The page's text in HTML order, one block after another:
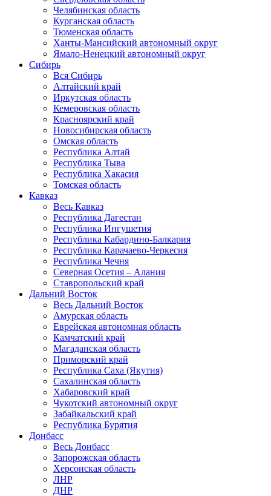
Челябинская область
Курганская область
Тюменская область
Ханты-Мансийский автономный округ
Ямало-Ненецкий автономный округ
Сибирь
Вся Сибирь
Алтайский край
Иркутская область
Кемеровская область
Красноярский край
Новосибирская область
Омская область
Республика Алтай
Республика Тыва
Республика Хакасия
Томская область
Кавказ
Весь Кавказ
Республика Дагестан
Республика Ингушетия
Республика Кабардино-Балкария
Республика Карачаево-Черкесия
Республика Чечня
Северная Осетия – Алания
Ставропольский край
Дальний Восток
Весь Дальний Восток
Амурская область
Еврейская автономная область
Камчатский край
Магаданская область
Приморский край
Республика Саха (Якутия)
Сахалинская область
Хабаровский край
Чукотский автономный округ
Забайкальский край
Республика Бурятия
Донбасс
Весь Донбасс
Запорожская область
Херсонская область
ЛНР
ДНР